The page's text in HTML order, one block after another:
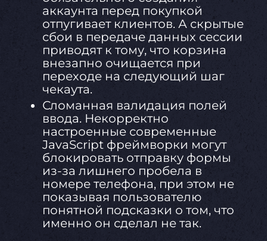
аккаунта перед покупкой
отпугивает клиентов. А скрытые
сбои в передаче данных сессии
приводят к тому, что корзина
внезапно очищается при
переходе на следующий шаг
чекаута.
Сломанная валидация полей
ввода. Некорректно
настроенные современные
JavaScript фреймворки могут
блокировать отправку формы
из-за лишнего пробела в
номере телефона, при этом не
показывая пользователю
понятной подсказки о том, что
именно он сделал не так.